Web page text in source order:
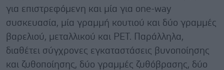
για επιστρεφόμενη και μία για one-way
συσκευασία, μία γραμμή κουτιού και δύο γραμμές
βαρελιού, μεταλλικού και PET. Παράλληλα,
διαθέτει σύγχρονες εγκαταστάσεις βυνοποίησης
και ζυθοποίησης, δύο γραμμές ζυθόβρασης, δύο